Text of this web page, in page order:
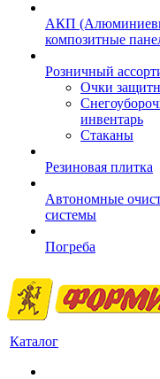
АКП
композитные
Розничный
Очки
инвентарь
Стаканы
Резиновая плитка
Автономные
системы
Погреба
Каталог